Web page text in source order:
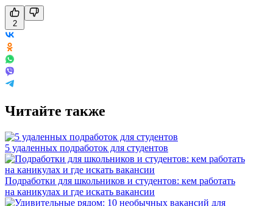
2
Читайте также
5 удаленных подработок для студентов
Подработки для школьников и студентов: кем работать
на каникулах и где искать вакансии